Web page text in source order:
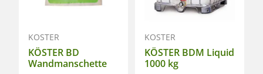
KÖSTER
KÖSTER BD
Wandmanschette
KÖSTER
KÖSTER BDM Liquid
1000 kg